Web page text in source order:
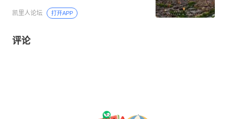
凯里人论坛 打开APP
评论